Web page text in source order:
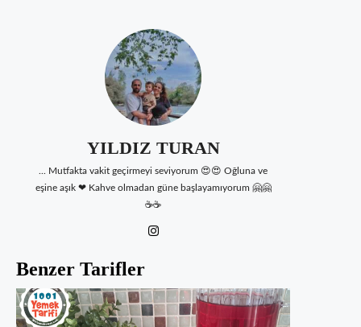
YILDIZ TURAN
... Mutfakta vakit geçirmeyi seviyorum 😍😍 Oğluna ve
eşine aşık ❤ Kahve olmadan güne başlayamıyorum 🤗🤗
☕☕
Benzer Tarifler